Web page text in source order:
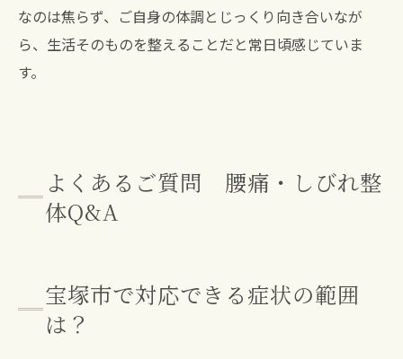
なのは焦らず、ご自身の体調とじっくり向き合いなが
ら、生活そのものを整えることだと常日頃感じていま
す。
よくあるご質問 腰痛・しびれ整
体Q&A
宝塚市で対応できる症状の範囲
は？